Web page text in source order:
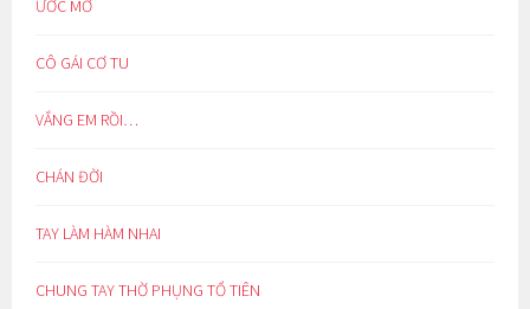
ƯỚC MƠ
CÔ GÁI CƠ TU
VẮNG EM RỒI…
CHÁN ĐỜI
TAY LÀM HÀM NHAI
CHUNG TAY THỜ PHỤNG TỔ TIÊN